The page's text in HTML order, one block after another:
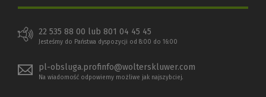
22 535 88 00 lub 801 04 45 45
Jesteśmy do Państwa dyspozycji od 8:00 do 16:00
pl-obsluga.profinfo@wolterskluwer.com
Na wiadomość odpowiemy możliwe jak najszybciej.